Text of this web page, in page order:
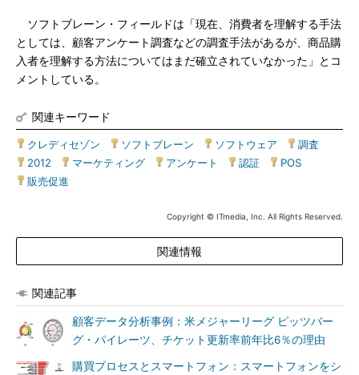
ソフトブレーン・フィールドは「現在、消費者を理解する手法
としては、顧客アンケート調査などの調査手法があるが、商品購
入者を理解する方法についてはまだ確立されていなかった」とコ
メントしている。
関連キーワード
クレディセゾン ソフトブレーン ソフトウェア 調査
2012
マーケティング アンケート 認証 POS
販売促進
Copyright © ITmedia, Inc. All Rights Reserved.
関連情報
関連記事
顧客データ分析事例：米メジャーリーグ ピッツバー
グ・パイレーツ、チケット更新率前年比6％の理由
購買プロセスとスマートフォン：スマートフォンをシ